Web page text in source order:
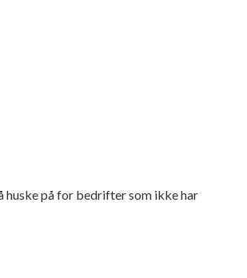
på for bedrifter som ikke har